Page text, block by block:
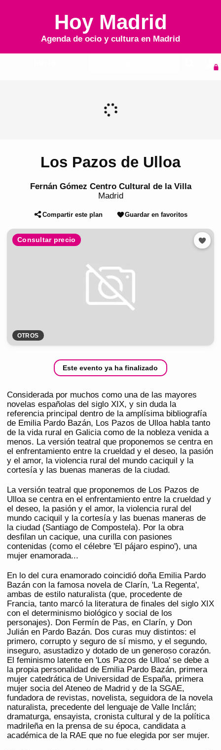
Hoy Madrid
Agenda de ocio y cultura en Madrid
Los Pazos de Ulloa
Fernán Gómez Centro Cultural de la Villa
Madrid
Compartir este plan Guardar en favoritos
Consultar precio
OTROS
Este evento ya ha finalizado
Considerada por muchos como una de las mayores
novelas españolas del siglo XIX, y sin duda la
referencia principal dentro de la amplísima bibliografía
de Emilia Pardo Bazán, Los Pazos de Ulloa habla tanto
de la vida rural en Galicia como de la nobleza venida a
menos. La versión teatral que proponemos se centra en
el enfrentamiento entre la crueldad y el deseo, la pasión
y el amor, la violencia rural del mundo caciquil y la
cortesía y las buenas maneras de la ciudad.
La versión teatral que proponemos de Los Pazos de
Ulloa se centra en el enfrentamiento entre la crueldad y
el deseo, la pasión y el amor, la violencia rural del
mundo caciquil y la cortesía y las buenas maneras de
la ciudad (Santiago de Compostela). Por la obra
desfilan un cacique, una curilla con pasiones
contenidas (como el célebre 'El pájaro espino'), una
mujer enamorada...
En lo del cura enamorado coincidió doña Emilia Pardo
Bazán con la famosa novela de Clarín, 'La Regenta',
ambas de estilo naturalista (que, procedente de
Francia, tanto marcó la literatura de finales del siglo XIX
con el determinismo biológico y social de los
personajes). Don Fermín de Pas, en Clarín, y Don
Julián en Pardo Bazán. Dos curas muy distintos: el
primero, corrupto y seguro de sí mismo, y el segundo,
inseguro, asustadizo y dotado de un generoso corazón.
El feminismo latente en 'Los Pazos de Ulloa' se debe a
la propia personalidad de Emilia Pardo Bazán, primera
mujer catedrática de Universidad de España, primera
mujer socia del Ateneo de Madrid y de la SGAE,
fundadora de revistas, novelista, seguidora de la novela
naturalista, precedente del lenguaje de Valle Inclán;
dramaturga, ensayista, cronista cultural y de la política
madrileña en la prensa de su época, candidata a
académica de la RAE que no fue elegida por ser mujer.